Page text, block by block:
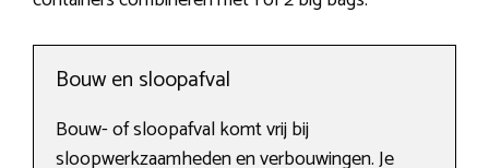
Bouw en sloopafval
Bouw- of sloopafval komt vrij bij
sloopwerkzaamheden en verbouwingen. Je